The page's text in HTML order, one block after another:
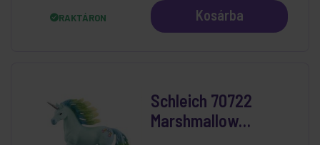
RAKTÁRON Kosárba
Schleich 70722
Marshmallow